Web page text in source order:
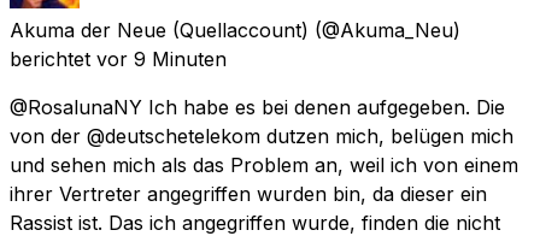
Akuma der Neue (Quellaccount) (@Akuma_Neu)
berichtet vor 9 Minuten
@RosalunaNY Ich habe es bei denen aufgegeben. Die
von der @deutschetelekom dutzen mich, belügen mich
und sehen mich als das Problem an, weil ich von einem
ihrer Vertreter angegriffen wurden bin, da dieser ein
Rassist ist. Das ich angegriffen wurde, finden die nicht